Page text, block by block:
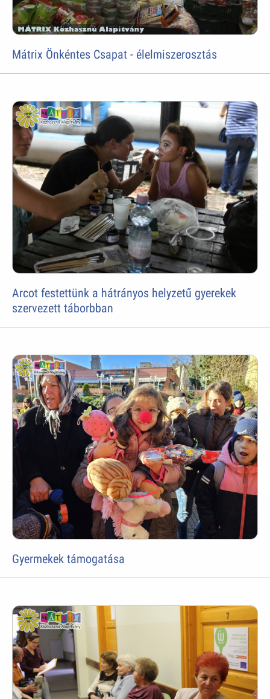
Mátrix Önkéntes Csapat - élelmiszerosztás
Arcot festettünk a hátrányos helyzetű gyerekek
szervezett táborbban
Gyermekek támogatása